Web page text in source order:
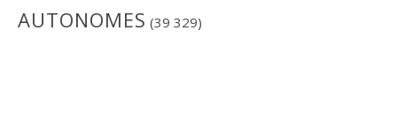
AUTONOMES (39 329)